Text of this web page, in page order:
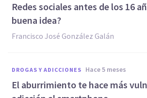
Redes sociales antes de los 16
buena idea?
Francisco José González Galán
DROGAS Y ADICCIONES hace 5 meses
El aburrimiento te hace más